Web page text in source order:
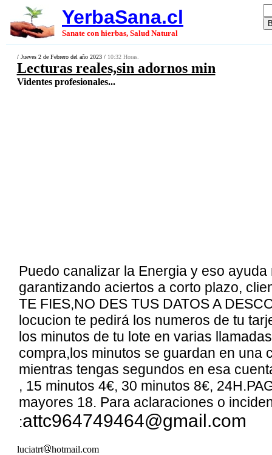
YerbaSana.cl
Sanate con hierbas, Salud Natural
/ Jueves 2 de Febrero del año 2023 / 10:32 Horas.
Lecturas reales,sin adornos min
Videntes profesionales...
Puedo canalizar la Energia y eso
garantizando aciertos a corto plazo,
TE FIES,NO DES TUS DATOS A
locucion te pedirá los numeros de tu
los minutos de tu lote en varias
compra,los minutos se guardan en una
mientras tengas segundos en esa
, 15 minutos 4€, 30 minutos 8€,
mayores 18. Para aclaraciones o
:attc964749464@gmail.com
luciatrt hotmail.com